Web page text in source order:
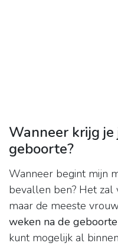
Wanneer krijg
geboorte?
Wanneer begint mijn
bevallen ben? Het zal
maar de meeste
weken na de geboorte
kunt mogelijk al